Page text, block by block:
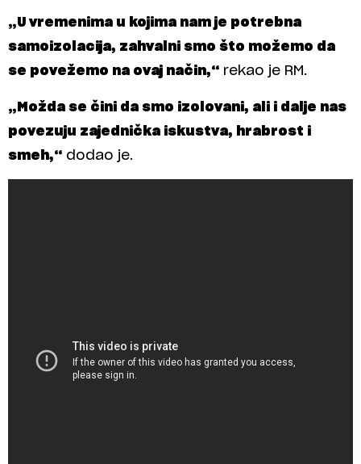
„U vremenima u kojima nam je potrebna
samoizolacija, zahvalni smo što možemo da
se povežemo na ovaj način,“ rekao je RM.
„Možda se čini da smo izolovani, ali i dalje nas
povezuju zajednička iskustva, hrabrost i
smeh,“ dodao je.